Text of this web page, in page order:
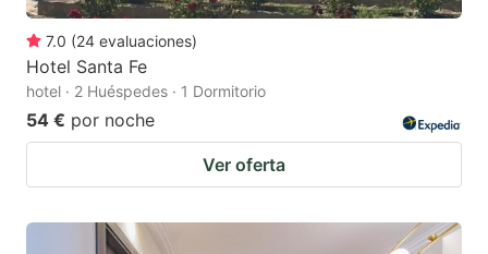
7.0 (24 evaluaciones)
Hotel Santa Fe
hotel · 2 Huéspedes · 1 Dormitorio
54 € por noche
Ver oferta